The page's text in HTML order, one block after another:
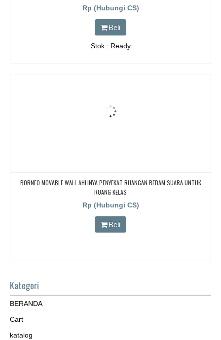
Rp (Hubungi CS)
Beli
Stok : Ready
BORNEO MOVABLE WALL AHLINYA PENYEKAT RUANGAN REDAM SUARA UNTUK
RUANG KELAS
Rp (Hubungi CS)
Beli
Kategori
BERANDA
Cart
katalog